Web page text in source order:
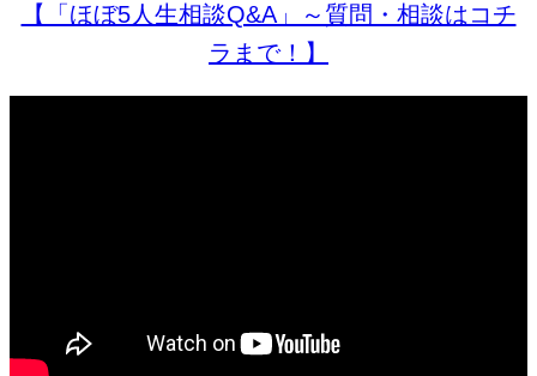
【「ほぼ5人生相談Q&A」～質問・相談はコチ
ラまで！】